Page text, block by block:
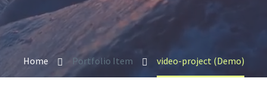
Home Portfolio Item video-project (Demo)